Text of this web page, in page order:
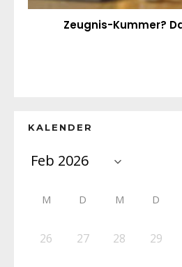
Zeugnis-Kummer?
KALENDER
M D M D
26 27 28 29